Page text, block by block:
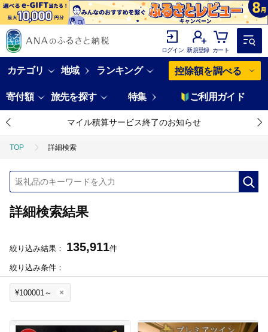
ログイン 新規登録 カート
カテゴリ 地域 ランキング 控除額を調べる
寄付額 旅先を探す 特集 ご利用ガイド
マイル積算サービス終了のお知らせ
TOP 詳細検索
詳細検索結果
絞り込み結果： 135,911件
絞り込み条件：
¥100001～